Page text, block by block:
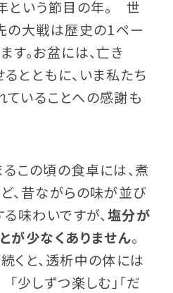
という節目の年。 世
の大戦は歴史の1ペー
す。お盆には、亡き
とともに、いま私たち
いることへの感謝も
この頃の食卓には、煮
、昔ながらの味が並び
味わいですが、塩分が
が少なくありません。
くと、透析中の体には
少しずつ楽しむ」「だ